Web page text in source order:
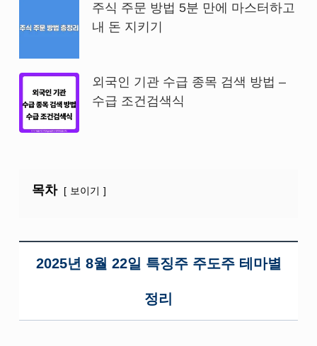
주식 주문 방법 5분 만에 마스터하고
내 돈 지키기
외국인 기관 수급 종목 검색 방법 –
수급 조건검색식
목차 보이기
2025년 8월 22일 특징주 주도주 테마별
정리